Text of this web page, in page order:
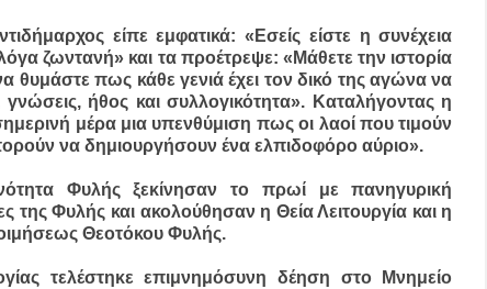
είπε εμφατικά: «Εσείς είστε η συνέχεια
ζωντανή» και τα προέτρεψε: «Μάθετε την ιστορία
θυμάστε πως κάθε γενιά έχει τον δικό της αγώνα να
ήθος και συλλογικότητα». Καταλήγοντας η
μέρα μια υπενθύμιση πως οι λαοί που τιμούν
να δημιουργήσουν ένα ελπιδοφόρο αύριο».
Φυλής ξεκίνησαν το πρωί με πανηγυρική
της Φυλής και ακολούθησαν η Θεία Λειτουργία και η
Θεοτόκου Φυλής.
τελέστηκε επιμνημόσυνη δέηση στο Μνημείο